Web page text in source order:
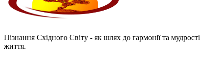
Пізнання Східного Світу - як шлях до гармонії та мудрості
життя.